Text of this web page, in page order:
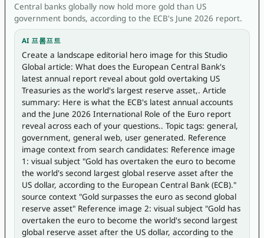
Central banks globally now hold more gold than US
government bonds, according to the ECB's June 2026 report.
AI 프롬프트
Create a landscape editorial hero image for this Studio
Global article: What does the European Central Bank's
latest annual report reveal about gold overtaking US
Treasuries as the world's largest reserve asset,. Article
summary: Here is what the ECB's latest annual accounts
and the June 2026 International Role of the Euro report
reveal across each of your questions.. Topic tags: general,
government, general web, user generated. Reference
image context from search candidates: Reference image
1: visual subject "Gold has overtaken the euro to become
the world's second largest global reserve asset after the
US dollar, according to the European Central Bank (ECB)."
source context "Gold surpasses the euro as second global
reserve asset" Reference image 2: visual subject "Gold has
overtaken the euro to become the world's second largest
global reserve asset after the US dollar, according to the